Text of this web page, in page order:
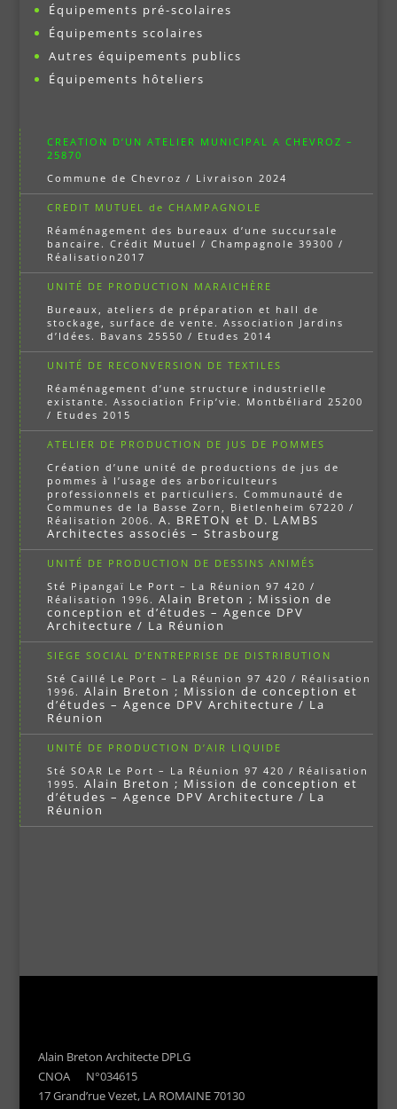
Équipements pré-scolaires
Équipements scolaires
Autres équipements publics
Équipements hôteliers
CREATION D’UN ATELIER MUNICIPAL A CHEVROZ –
25870
Commune de Chevroz / Livraison 2024
CREDIT MUTUEL de CHAMPAGNOLE
Réaménagement des bureaux d’une succursale
bancaire. Crédit Mutuel / Champagnole 39300 /
Réalisation2017
UNITÉ DE PRODUCTION MARAICHÈRE
Bureaux, ateliers de préparation et hall de
stockage, surface de vente. Association Jardins
d’Idées. Bavans 25550 / Etudes 2014
UNITÉ DE RECONVERSION DE TEXTILES
Réaménagement d’une structure industrielle
existante. Association Frip’vie. Montbéliard 25200
/ Etudes 2015
ATELIER DE PRODUCTION DE JUS DE POMMES
Création d’une unité de productions de jus de
pommes à l’usage des arboriculteurs
professionnels et particuliers. Communauté de
Communes de la Basse Zorn, Bietlenheim 67220 /
Réalisation 2006.A. BRETON et D. LAMBS
Architectes associés – Strasbourg
UNITÉ DE PRODUCTION DE DESSINS ANIMÉS
Sté Pipangaï Le Port – La Réunion 97 420 /
Réalisation 1996.Alain Breton ; Mission de
conception et d’études – Agence DPV
Architecture / La Réunion
SIEGE SOCIAL D’ENTREPRISE DE DISTRIBUTION
Sté Caillé Le Port – La Réunion 97 420 / Réalisation
1996.Alain Breton ; Mission de conception et
d’études – Agence DPV Architecture / La
Réunion
UNITÉ DE PRODUCTION D’AIR LIQUIDE
Sté SOAR Le Port – La Réunion 97 420 / Réalisation
1995.Alain Breton ; Mission de conception et
d’études – Agence DPV Architecture / La
Réunion
Alain Breton Architecte DPLG
CNOA N°034615
17 Grand’rue Vezet, LA ROMAINE 70130